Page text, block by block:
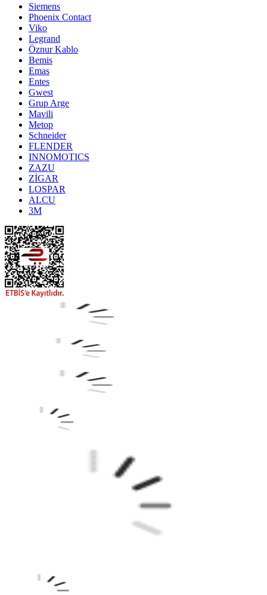
Siemens
Phoenix Contact
Viko
Legrand
Öznur Kablo
Bemis
Emas
Entes
Gwest
Grup Arge
Mavili
Metop
Schneider
FLENDER
INNOMOTICS
ZAZU
ZİGAR
LOSPAR
ALCU
3M